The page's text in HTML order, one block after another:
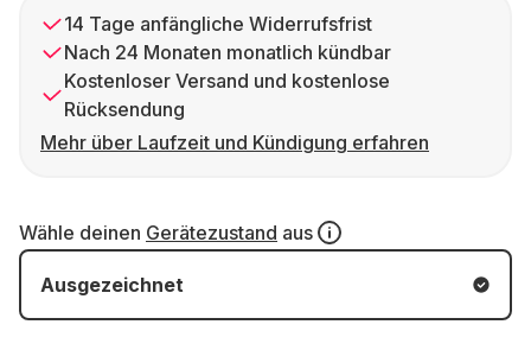
14 Tage anfängliche Widerrufsfrist
Nach 24 Monaten monatlich kündbar
Kostenloser Versand und kostenlose
Rücksendung
Mehr über Laufzeit und Kündigung erfahren
Wähle deinen Gerätezustand aus
Ausgezeichnet